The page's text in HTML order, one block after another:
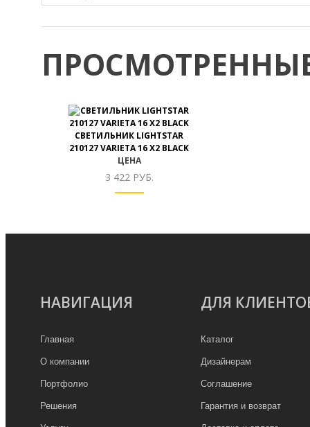
СВЕТИЛЬНИК LIGHTSTAR
210127 VARIETA 16 X2 BLACK
ЦЕНА
3 422 РУБ.
НАВИГАЦИЯ
Главная
О компании
Портфолио
Решения
ДЛЯ
Каталог
Дизайнерам
Соглашение
Гарантия и возврат